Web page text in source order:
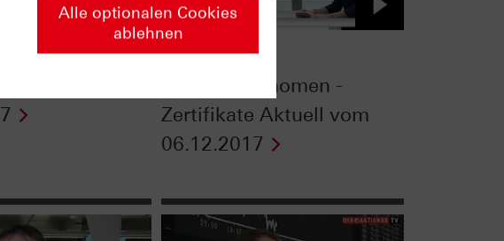
Goldtag - n-tv
Gold - das
Freitagsphänomen -
Zertifikate Aktuell vom
06.12.2017
Alle optionalen Cookies
ablehnen